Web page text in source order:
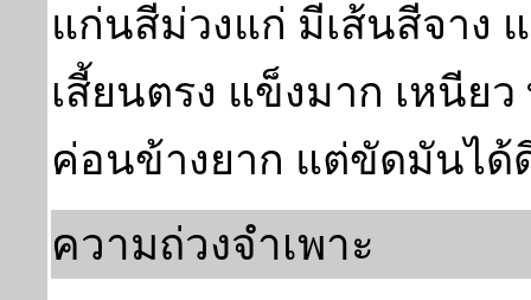
แก่นสีม่วงแก่ มีเส้นสีจาง
เสี้ยนตรง แข็งมาก เหนีย
ค่อนข้างยาก แต่ขัดมันได้
ความถ่วงจำเพาะ